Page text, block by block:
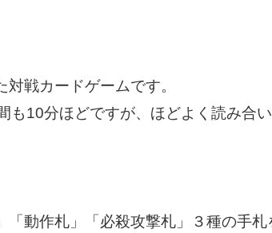
戦カードゲームです。
も10分ほどですが、ほどよく読み合
動作札」「必殺攻撃札」３種の手